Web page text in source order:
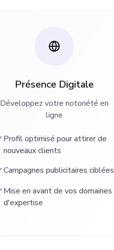
Présence Digitale
Développez votre notoriété en
ligne
Profil optimisé pour attirer de
nouveaux clients
Campagnes publicitaires ciblées
Mise en avant de vos domaines
d'expertise